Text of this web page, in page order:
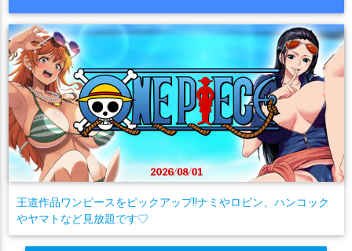
王道作品ワンピースをピックアップ!!ナミやロビン、ハンコック
やヤマトなど見放題です♡